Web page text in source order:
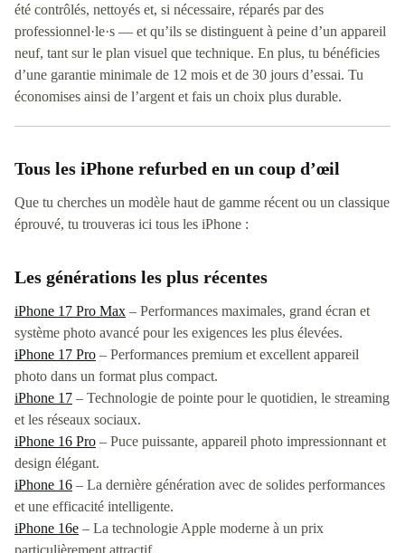
été contrôlés, nettoyés et, si nécessaire, réparés par des
professionnel·le·s — et qu’ils se distinguent à peine d’un appareil
neuf, tant sur le plan visuel que technique. En plus, tu bénéficies
d’une garantie minimale de 12 mois et de 30 jours d’essai. Tu
économises ainsi de l’argent et fais un choix plus durable.
Tous les iPhone refurbed en un coup d’œil
Que tu cherches un modèle haut de gamme récent ou un classique
éprouvé, tu trouveras ici tous les iPhone :
Les générations les plus récentes
iPhone 17 Pro Max – Performances maximales, grand écran et
système photo avancé pour les exigences les plus élevées.
iPhone 17 Pro – Performances premium et excellent appareil
photo dans un format plus compact.
iPhone 17 – Technologie de pointe pour le quotidien, le streaming
et les réseaux sociaux.
iPhone 16 Pro – Puce puissante, appareil photo impressionnant et
design élégant.
iPhone 16 – La dernière génération avec de solides performances
et une efficacité intelligente.
iPhone 16e – La technologie Apple moderne à un prix
particulièrement attractif.